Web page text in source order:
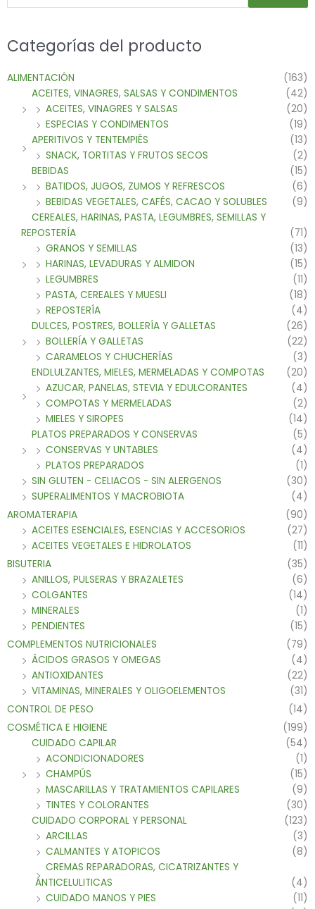
Categorías del producto
ALIMENTACIÓN
(163)
ACEITES, VINAGRES, SALSAS Y CONDIMENTOS
(42)
ACEITES, VINAGRES Y SALSAS
(20)
ESPECIAS Y CONDIMENTOS
(19)
APERITIVOS Y TENTEMPIÉS
(13)
SNACK, TORTITAS Y FRUTOS SECOS
(2)
BEBIDAS
(15)
BATIDOS, JUGOS, ZUMOS Y REFRESCOS
(6)
BEBIDAS VEGETALES, CAFÉS, CACAO Y SOLUBLES
(9)
CEREALES, HARINAS, PASTA, LEGUMBRES, SEMILLAS Y
REPOSTERÍA
(71)
GRANOS Y SEMILLAS
(13)
HARINAS, LEVADURAS Y ALMIDON
(15)
LEGUMBRES
(11)
PASTA, CEREALES Y MUESLI
(18)
REPOSTERÍA
(4)
DULCES, POSTRES, BOLLERÍA Y GALLETAS
(26)
BOLLERÍA Y GALLETAS
(22)
CARAMELOS Y CHUCHERÍAS
(3)
ENDLULZANTES, MIELES, MERMELADAS Y COMPOTAS
(20)
AZUCAR, PANELAS, STEVIA Y EDULCORANTES
(4)
COMPOTAS Y MERMELADAS
(2)
MIELES Y SIROPES
(14)
PLATOS PREPARADOS Y CONSERVAS
(5)
CONSERVAS Y UNTABLES
(4)
PLATOS PREPARADOS
(1)
SIN GLUTEN - CELIACOS - SIN ALERGENOS
(30)
SUPERALIMENTOS Y MACROBIOTA
(4)
AROMATERAPIA
(90)
ACEITES ESENCIALES, ESENCIAS Y ACCESORIOS
(27)
ACEITES VEGETALES E HIDROLATOS
(11)
BISUTERIA
(35)
ANILLOS, PULSERAS Y BRAZALETES
(6)
COLGANTES
(14)
MINERALES
(1)
PENDIENTES
(15)
COMPLEMENTOS NUTRICIONALES
(79)
ÁCIDOS GRASOS Y OMEGAS
(4)
ANTIOXIDANTES
(22)
VITAMINAS, MINERALES Y OLIGOELEMENTOS
(31)
CONTROL DE PESO
(14)
COSMÉTICA E HIGIENE
(199)
CUIDADO CAPILAR
(54)
ACONDICIONADORES
(1)
CHAMPÚS
(15)
MASCARILLAS Y TRATAMIENTOS CAPILARES
(9)
TINTES Y COLORANTES
(30)
CUIDADO CORPORAL Y PERSONAL
(123)
ARCILLAS
(3)
CALMANTES Y ATOPICOS
(8)
CREMAS REPARADORAS, CICATRIZANTES Y
ANTICELULITICAS
(4)
CUIDADO MANOS Y PIES
(11)